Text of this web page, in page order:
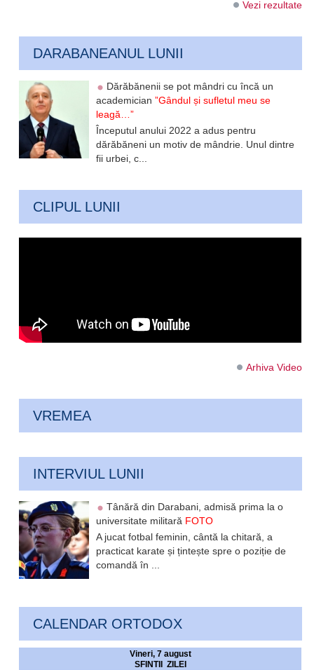
Vezi rezultate
DARABANEANUL LUNII
Dărăbănenii se pot mândri cu încă un
academician”Gândul și sufletul meu se
leagă…”
Începutul anului 2022 a adus pentru
dărăbăneni un motiv de mândrie. Unul dintre
fii urbei, c...
CLIPUL LUNII
Arhiva Video
VREMEA
INTERVIUL LUNII
Tânără din Darabani, admisă prima la o
universitate militară FOTO
A jucat fotbal feminin, cântă la chitară, a
practicat karate și țintește spre o poziție de
comandă în ...
CALENDAR ORTODOX
Vineri, 7 august
SFINTII ZILEI